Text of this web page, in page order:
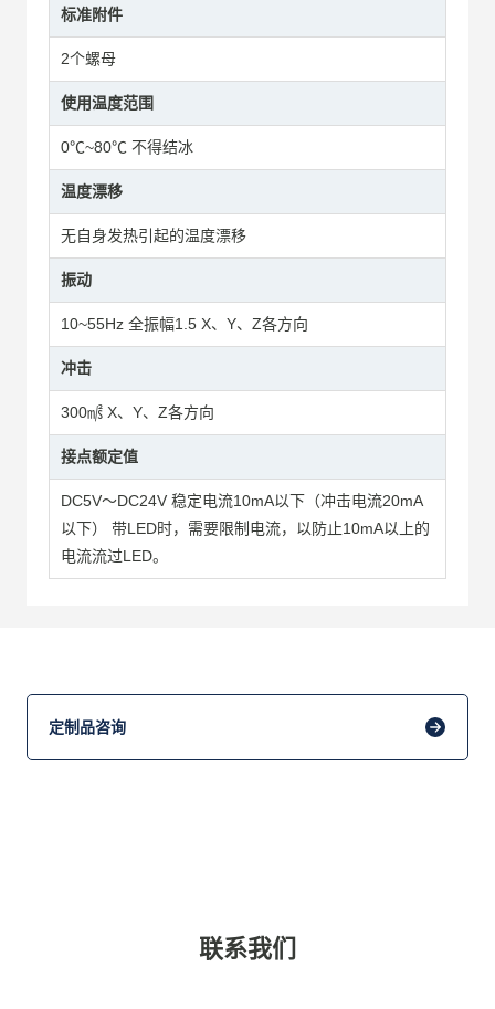
标准附件
2个螺母
使用温度范围
0℃~80℃ 不得结冰
温度漂移
无自身发热引起的温度漂移
振动
10~55Hz 全振幅1.5 X、Y、Z各方向
冲击
300㎨ X、Y、Z各方向
接点额定值
DC5V～DC24V 稳定电流10mA以下（冲击电流20mA
以下） 带LED时，需要限制电流，以防止10mA以上的
电流流过LED。
定制品咨询
联系我们